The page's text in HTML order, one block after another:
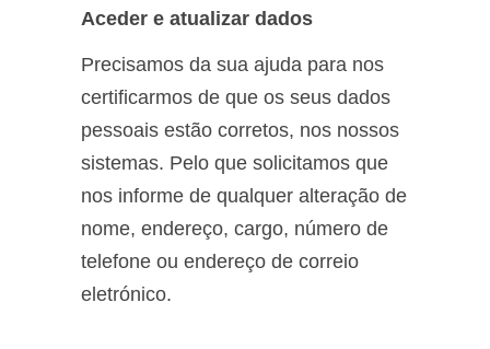
Aceder e atualizar dados
Precisamos da sua ajuda para nos
certificarmos de que os seus dados
pessoais estão corretos, nos nossos
sistemas. Pelo que solicitamos que
nos informe de qualquer alteração de
nome, endereço, cargo, número de
telefone ou endereço de correio
eletrónico.